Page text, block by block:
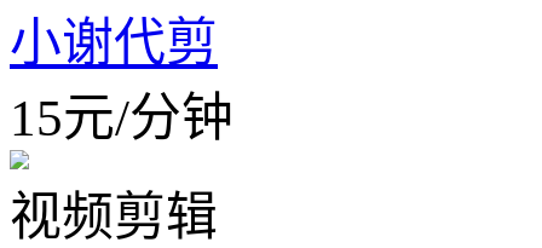
小谢代剪
15元/分钟
视频剪辑